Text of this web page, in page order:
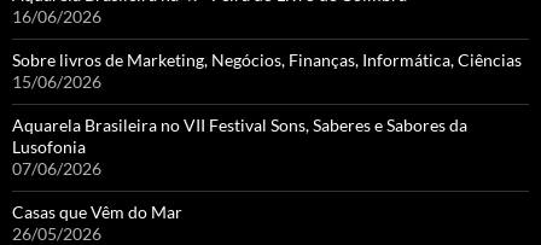
16/06/2026
Sobre livros de Marketing, Negócios, Finanças, Informática, Ciências
15/06/2026
Aquarela Brasileira no VII Festival Sons, Saberes e Sabores da
Lusofonia
07/06/2026
Casas que Vêm do Mar
26/05/2026